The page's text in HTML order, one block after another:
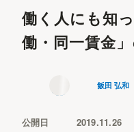
働く人にも知
働・同一賃金
飯田 弘和
公開日 2019.11.26